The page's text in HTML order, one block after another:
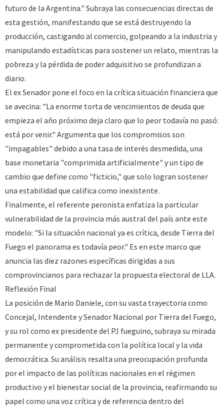
futuro de la Argentina." Subraya las consecuencias directas de
esta gestión, manifestando que se está destruyendo la
producción, castigando al comercio, golpeando a la industria y
manipulando estadísticas para sostener un relato, mientras la
pobreza y la pérdida de poder adquisitivo se profundizan a
diario.
​El ex Senador pone el foco en la crítica situación financiera que
se avecina: "La enorme torta de vencimientos de deuda que
empieza el año próximo deja claro que lo peor todavía no pasó:
está por venir." Argumenta que los compromisos son
"impagables" debido a una tasa de interés desmedida, una
base monetaria "comprimida artificialmente" y un tipo de
cambio que define como "ficticio," que solo logran sostener
una estabilidad que califica como inexistente.
​Finalmente, el referente peronista enfatiza la particular
vulnerabilidad de la provincia más austral del país ante este
modelo: "Si la situación nacional ya es crítica, desde Tierra del
Fuego el panorama es todavía peor." Es en este marco que
anuncia las diez razones específicas dirigidas a sus
comprovincianos para rechazar la propuesta electoral de LLA.
​Reflexión Final
​La posición de Mario Daniele, con su vasta trayectoria como
Concejal, Intendente y Senador Nacional por Tierra del Fuego,
y su rol como ex presidente del PJ fueguino, subraya su mirada
permanente y comprometida con la política local y la vida
democrática. Su análisis resalta una preocupación profunda
por el impacto de las políticas nacionales en el régimen
productivo y el bienestar social de la provincia, reafirmando su
papel como una voz crítica y de referencia dentro del